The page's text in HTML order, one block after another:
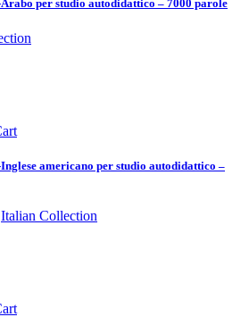
per studio autodidattico – 7000 parole
americano per studio autodidattico –
Italian Collection